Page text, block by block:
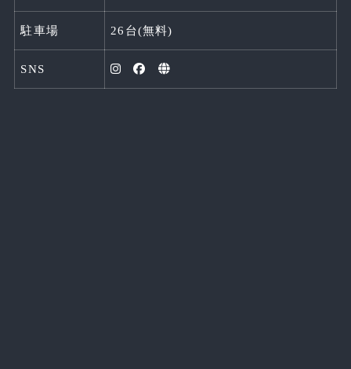
駐車場 26台(無料)
SNS